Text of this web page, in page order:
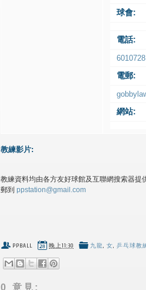
球會:
電話:
電郵:
網站:
教練影片:
教練資料均由各方友好球館及互聯網搜索器
郵到ppstation@gmail.com
PPBALL 晚上11:30 九龍, 女, 乒乓球教
0 意見: